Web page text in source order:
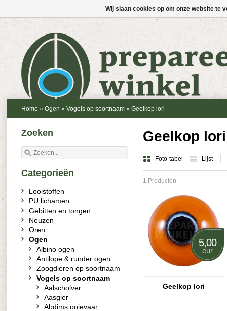
Home » Ogen » Vogels op soortnaam » Geelkop lori
Geelkop lori
Foto-tabel Lijst
1 Producten
5,00
eur
Geelkop lori
Zoeken
Categorieën
Looistoffen
PU lichamen
Gebitten en tongen
Neuzen
Oren
Ogen
Albino ogen
Antilope & runder ogen
Zoogdieren op soortnaam
Vogels op soortnaam
Aalscholver
Aasgier
Abdims ooievaar
Wij slaan cookies op om onze website te